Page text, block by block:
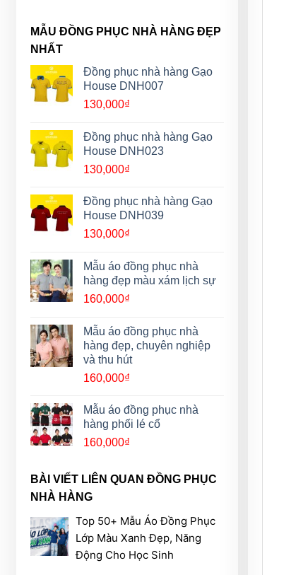
MẪU ĐỒNG PHỤC NHÀ HÀNG ĐẸP
NHẤT
Đồng phục nhà hàng Gạo
House DNH007
130,000₫
Đồng phục nhà hàng Gạo
House DNH023
130,000₫
Đồng phục nhà hàng Gạo
House DNH039
130,000₫
Mẫu áo đồng phục nhà
hàng đẹp màu xám lịch sự
160,000₫
Mẫu áo đồng phục nhà
hàng đẹp, chuyên nghiệp
và thu hút
160,000₫
Mẫu áo đồng phục nhà
hàng phối lé cổ
160,000₫
BÀI VIẾT LIÊN QUAN ĐỒNG PHỤC
NHÀ HÀNG
Top 50+ Mẫu Áo Đồng Phục
Lớp Màu Xanh Đẹp, Năng
Động Cho Học Sinh